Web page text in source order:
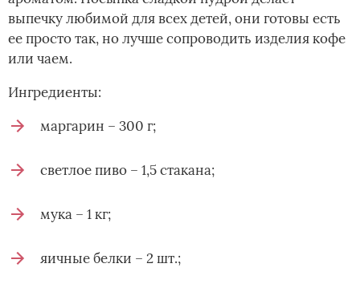
выпечку любимой для всех детей, они готовы есть
ее просто так, но лучше сопроводить изделия кофе
или чаем.
Ингредиенты:
маргарин – 300 г;
светлое пиво – 1,5 стакана;
мука – 1 кг;
яичные белки – 2 шт.;